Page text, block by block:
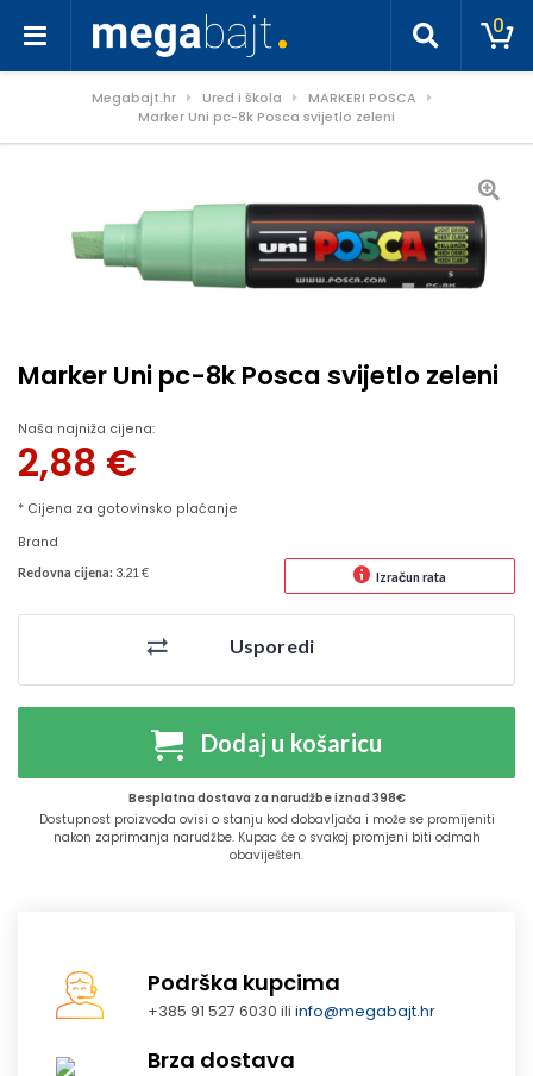
0
Megabajt.hr Ured i škola
MARKERI POSCA
Marker Uni pc-8k Posca svijetlo zeleni
Marker Uni pc-8k Posca svijetlo zeleni
Naša najniža cijena:
2,88 €
* Cijena za gotovinsko plaćanje
Brand
Redovna cijena: 3.21 € Izračun rata
Usporedi
Dodaj u košaricu
Besplatna dostava za narudžbe iznad 398€
Dostupnost proizvoda ovisi o stanju kod dobavljača i može se promijeniti
nakon zaprimanja narudžbe. Kupac će o svakoj promjeni biti odmah
obaviješten.
Podrška kupcima
+385 91 527 6030 iliinfo@megabajt.hr
Brza dostava